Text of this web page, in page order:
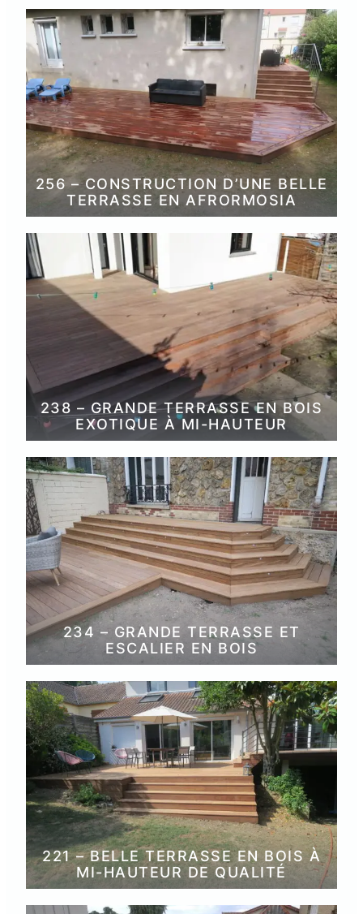
256 – CONSTRUCTION D’UNE BELLE
TERRASSE EN AFRORMOSIA
238 – GRANDE TERRASSE EN BOIS
EXOTIQUE À MI-HAUTEUR
234 – GRANDE TERRASSE ET
ESCALIER EN BOIS
221 – BELLE TERRASSE EN BOIS À
MI-HAUTEUR DE QUALITÉ